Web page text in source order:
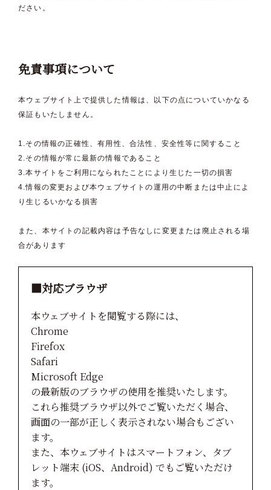
ださい。
免責事項について
本ウェブサイト上で提供した情報は、以下の点についていかなる
保証もいたしません。
1.その情報の正確性、有用性、合法性、安全性等に関すること
2.その情報が常に最新の情報であること
3.本サイトをご利用になられたことにより生じた一切の損害
4.情報の変更および本ウェブサイトの運用の中断または中止によ
り生じるいかなる損害
また、本サイトの記載内容は予告なしに変更または廃止される場
合があります
■対応ブラウザ
本ウェブサイトを閲覧する際には、
Chrome
Firefox
Safari
Microsoft Edge
の最新版のブラウザの使用を推奨いたします。
これら推奨ブラウザ以外でご覧いただく場合、
画面の一部が正しく表示されない場合もござい
ます。
また、本ウェブサイトはスマートフォン、タブ
レット端末 (iOS、Android) でもご覧いただけ
ます。